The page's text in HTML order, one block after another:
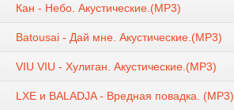
Кан - Небо. Акустические.(MP3)
Batousai - Дай мне. Акустические.(MP3)
VIU VIU - Хулиган. Акустические.(MP3)
LXE и BALADJA - Вредная повадка. (MP3)